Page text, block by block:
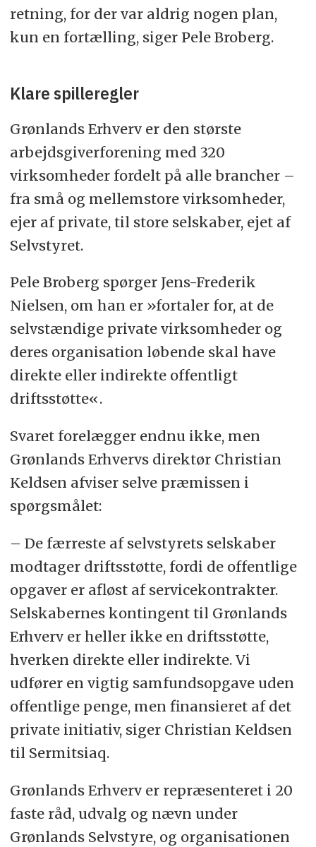
retning, for der var aldrig nogen plan,
kun en fortælling, siger Pele Broberg.
Klare spilleregler
Grønlands Erhverv er den største
arbejdsgiverforening med 320
virksomheder fordelt på alle brancher –
fra små og mellemstore virksomheder,
ejer af private, til store selskaber, ejet af
Selvstyret.
Pele Broberg spørger Jens-Frederik
Nielsen, om han er »fortaler for, at de
selvstændige private virksomheder og
deres organisation løbende skal have
direkte eller indirekte offentligt
driftsstøtte«.
Svaret forelægger endnu ikke, men
Grønlands Erhvervs direktør Christian
Keldsen afviser selve præmissen i
spørgsmålet:
– De færreste af selvstyrets selskaber
modtager driftsstøtte, fordi de offentlige
opgaver er afløst af servicekontrakter.
Selskabernes kontingent til Grønlands
Erhverv er heller ikke en driftsstøtte,
hverken direkte eller indirekte. Vi
udfører en vigtig samfundsopgave uden
offentlige penge, men finansieret af det
private initiativ, siger Christian Keldsen
til Sermitsiaq.
Grønlands Erhverv er repræsenteret i 20
faste råd, udvalg og nævn under
Grønlands Selvstyre, og organisationen